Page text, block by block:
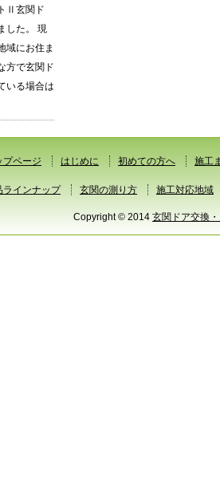
Ⅱ玄関ド
した。 現
域にお住ま
方で玄関ド
いる場合は
プページ はじめに 初めての方へ 施工
ラインナップ 玄関の測り方 施工対応地域
Copyright © 2014 玄関ドア交換